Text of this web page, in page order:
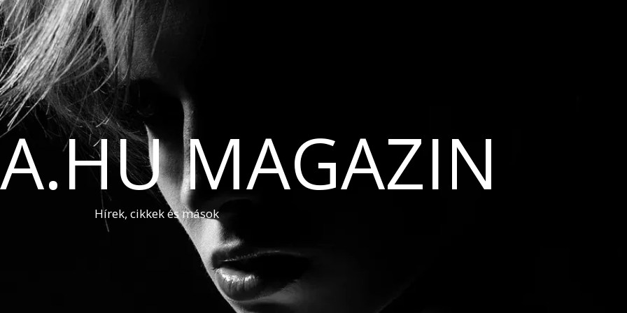
MAGAZIN
Hírek, cikkek és mások